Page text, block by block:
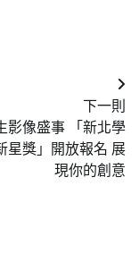
下一則
影像盛事 「新北學
星獎」開放報名 展
現你的創意